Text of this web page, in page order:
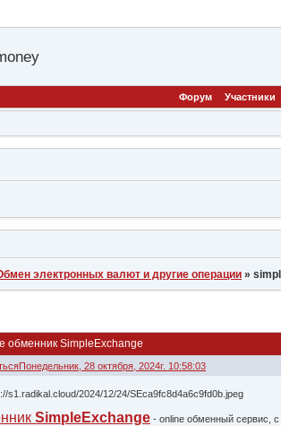
Форум Участники
электронных валют и другие операции »
обменник SimpleExchange
Понедельник, 28 октября, 2024г. 10:58:03
SimpleExchange - online обменный сервис,